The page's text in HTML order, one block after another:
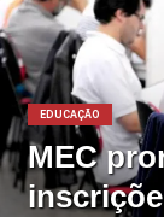
EDUCAÇÃO
MEC